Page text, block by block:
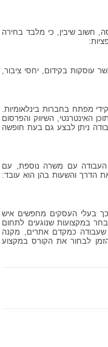
חשוב שיבין, כי מלבד בחירה
עוסקות בקידום, יחסי ציבור,
מפתח בחברות בינלאומיות.
האינטרנטי, השיווק והפרסום
ניתן לבצע גם בעת חופשה
העבודה עם משרה נוספת, עם
הדרך והשעות בהן הוא עובד:
בעלי העסקים מחפשים איש
במקצועות שנוגעים לתחום
שעבודה כמקדם אתרים, מקנה
לבחור את הקורס במקצוע